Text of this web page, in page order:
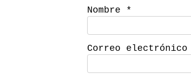
Nombre *
Correo electrónico